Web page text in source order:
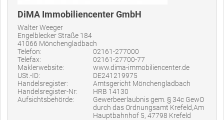
DiMA Immobiliencenter GmbH
Walter Weeger
Engelblecker Straße 184
41066 Mönchengladbach
Telefon:
02161-277000
Telefax:
02161-27700-77
Maklerwebsite:
www.dima-immobiliencenter.de
USt.-ID:
DE241219975
Handelsregister:
Amtsgericht Mönchengladbach
Handelsregister-Nr:
HRB 14130
Aufsichtsbehörde:
Gewerbeerlaubnis gem. § 34c GewO
durch das Ordnungsamt Krefeld,Am
Hauptbahnhof 5, 47798 Krefeld